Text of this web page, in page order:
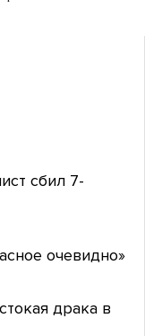
сбил 7-
очевидно»
драка в